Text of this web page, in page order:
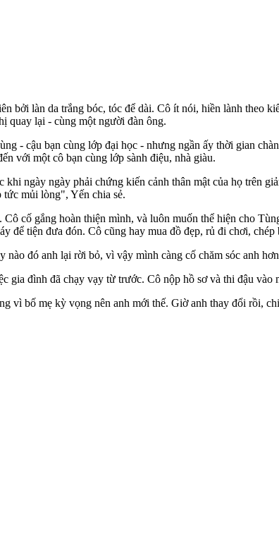
bởi làn da trắng bóc, tóc để dài. Cô ít nói, hiền lành theo
quay lại - cùng một người đàn ông.
- cậu bạn cùng lớp đại học - nhưng ngần ấy thời gian
với một cô bạn cùng lớp sành điệu, nhà giàu.
ngày ngày phải chứng kiến cảnh thân mật của họ trên
mủi lòng", Yến chia sẻ.
cố gắng hoàn thiện mình, và luôn muốn thể hiện cho
để tiện đưa đón. Cô cũng hay mua đồ đẹp, rủ đi chơi,
nào đó anh lại rời bỏ, vì vậy mình càng cố chăm sóc anh
đình đã chạy vạy từ trước. Cô nộp hồ sơ và thi đậu
vì bố mẹ kỳ vọng nên anh mới thế. Giờ anh thay đổi rồi,